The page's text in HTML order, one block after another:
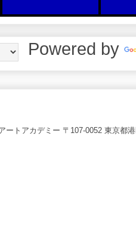
Powered by
ートアカデミー 〒107-0052 東京都